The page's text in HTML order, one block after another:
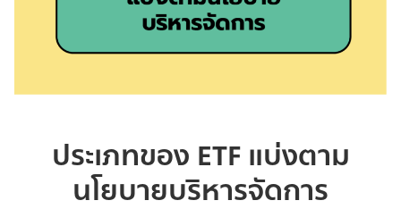
ประเภทของ ETF แบ่งตาม
นโยบายบริหารจัดการ